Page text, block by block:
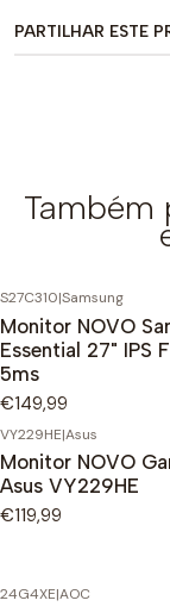
PARTILHAR ESTE
Também
S27C310|Samsung
Monitor NOVO
Essential 27" IPS
5ms
€149,99
VY229HE|Asus
Monitor NOVO
Asus VY229HE
€119,99
24G4XE|AOC